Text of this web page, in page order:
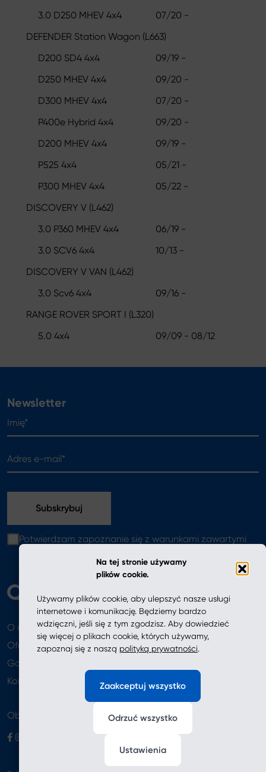
Na tej stronie używamy
plików cookie.
Używamy plików cookie, aby ulepszyć nasze usługi
internetowe i komunikację. Będziemy bardzo
wdzięczni, jeśli się z tym zgodzisz. Aby dowiedzieć
się więcej o plikach cookie, których używamy,
zapoznaj się z naszą polityką prywatności.
Zaakceptuj wszystko
Odrzuć wszystko
Ustawienia
3.0 D250 MHEV 4x4
07/20 -
DEFENDER Station Wagon (L663)
D200 SD4 4x4
09/19 -
D250 MHEV 4x4
09/20 -
D300 MHEV 4x4
07/20 -
P400e Hybrid 4x4
09/20 -
D200 MHEV 4x4
09/19 -
P525 4x4
05/21 -
P300 MHEV 4x4
05/22 -
DISCOVERY V (L462)
3.0 P360 MHEV 4x4
06/19 -
3.0 SCV6 4x4
10/13 -
DISCOVERY V VAN (L462)
3.0 Scv6 4x4
09/16 -
RANGE ROVER SPORT I (L320)
5.0 4x4
09/09 - 08/12
Newsletter
Potwierdzam zapoznanie się z warunkami zawartymi
O nas
Oferta
Aktualności
Gdzie kupić
Kontakt
Obserwuj nas